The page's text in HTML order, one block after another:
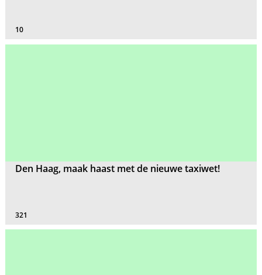
10
Den Haag, maak haast met de nieuwe taxiwet!
321